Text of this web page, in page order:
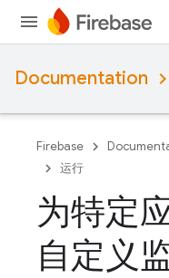
Documentation
Firebase
运行
为特定
自定义